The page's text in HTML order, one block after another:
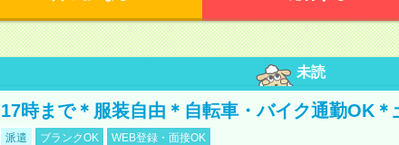
未読
17時まで＊服装自由＊自転車・バイク通勤OK＊
派遣 ブランクOK WEB登録・面接OK